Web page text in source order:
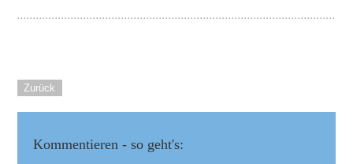
Zurück
Kommentieren - so geht's: